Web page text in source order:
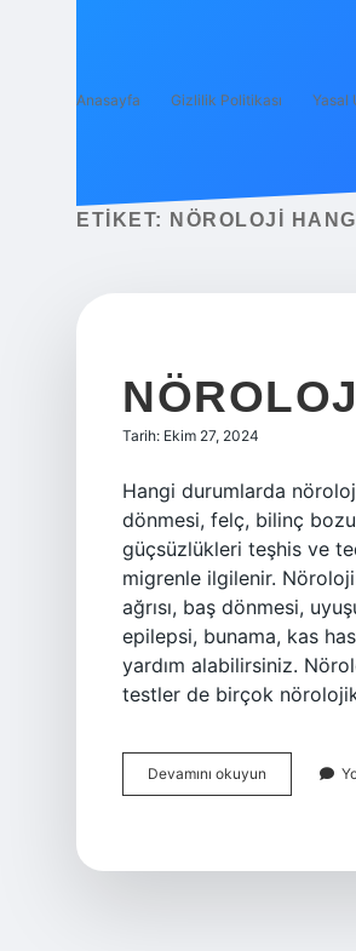
Anasayfa Gizlilik Politikası Yasal
ETIKET: NÖROLOJI
Tarih: Ekim 27, 2024
Hangi durumlarda
dönmesi, felç, bilinç
güçsüzlükleri teşhis ve
migrenle ilgilenir.
ağrısı, baş dönmesi,
epilepsi, bunama, kas
yardım alabilirsiniz.
testler de birçok nörolojik
Devamını okuyun Nörolojiye
Ne